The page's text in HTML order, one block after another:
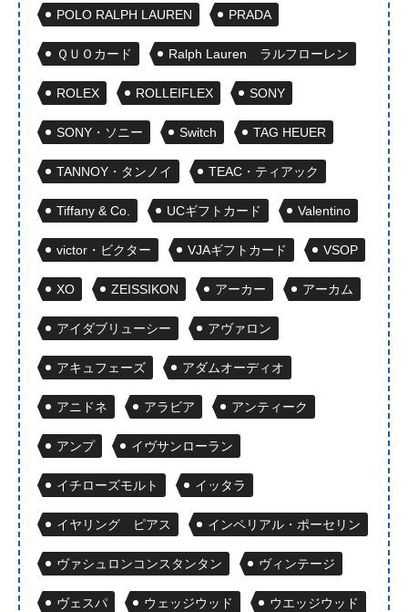
POLO RALPH LAUREN PRADA
ＱＵＯカード Ralph Lauren ラルフローレン
ROLEX ROLLEIFLEX SONY
SONY・ソニー Switch TAG HEUER
TANNOY・タンノイ TEAC・ティアック
Tiffany & Co. UCギフトカード Valentino
victor・ビクター VJAギフトカード VSOP
XO ZEISSIKON アーカー アーカム
アイダブリューシー アヴァロン
アキュフェーズ アダムオーディオ
アニドネ アラビア アンティーク
アンプ イヴサンローラン
イチローズモルト イッタラ
イヤリング ピアス インペリアル・ポーセリン
ヴァシュロンコンスタンタン ヴィンテージ
ヴェスパ ウェッジウッド ウエッジウッド